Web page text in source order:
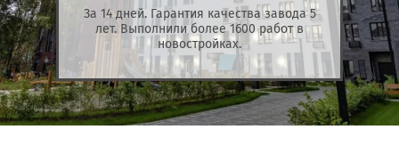
За 14 дней. Гарантия качества завода 5
лет. Выполнили более 1600 работ в
новостройках.